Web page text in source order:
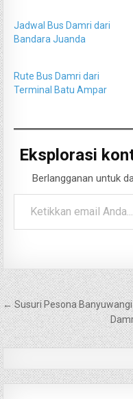
Jadwal Bus Damri dari
Bandara Juanda
Rute Bus Damri dari
Terminal Batu Ampar
Eksplorasi
Berlangganan untuk
Ketikkan email Anda...
Navigasi
pos
← Susuri Pesona